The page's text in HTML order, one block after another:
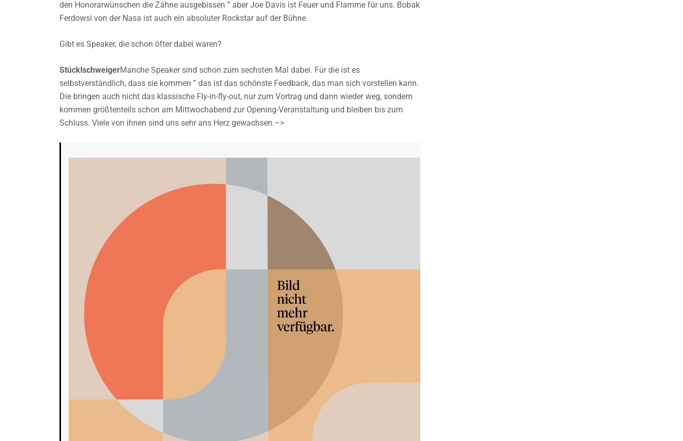
den Honorarwünschen die Zähne ausgebissen ” aber Joe Davis ist Feuer und Flamme für uns. Bobak
Ferdowsi von der Nasa ist auch ein absoluter Rockstar auf der Bühne.
Gibt es Speaker, die schon öfter dabei waren?
StücklschweigerManche Speaker sind schon zum sechsten Mal dabei. Für die ist es
selbstverständlich, dass sie kommen ” das ist das schönste Feedback, das man sich vorstellen kann.
Die bringen auch nicht das klassische Fly-in-fly-out, nur zum Vortrag und dann wieder weg, sondern
kommen größtenteils schon am Mittwochabend zur Opening-Veranstaltung und bleiben bis zum
Schluss. Viele von ihnen sind uns sehr ans Herz gewachsen.–>